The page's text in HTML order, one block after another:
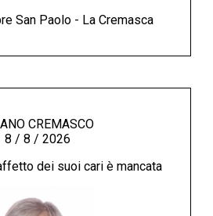
San Paolo - La Cremasca
CREMASCO
8 / 8 / 2026
dei suoi cari è mancata